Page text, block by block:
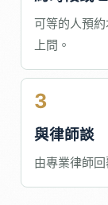
可等的人預
上問。
3
與律師談
由專業律師